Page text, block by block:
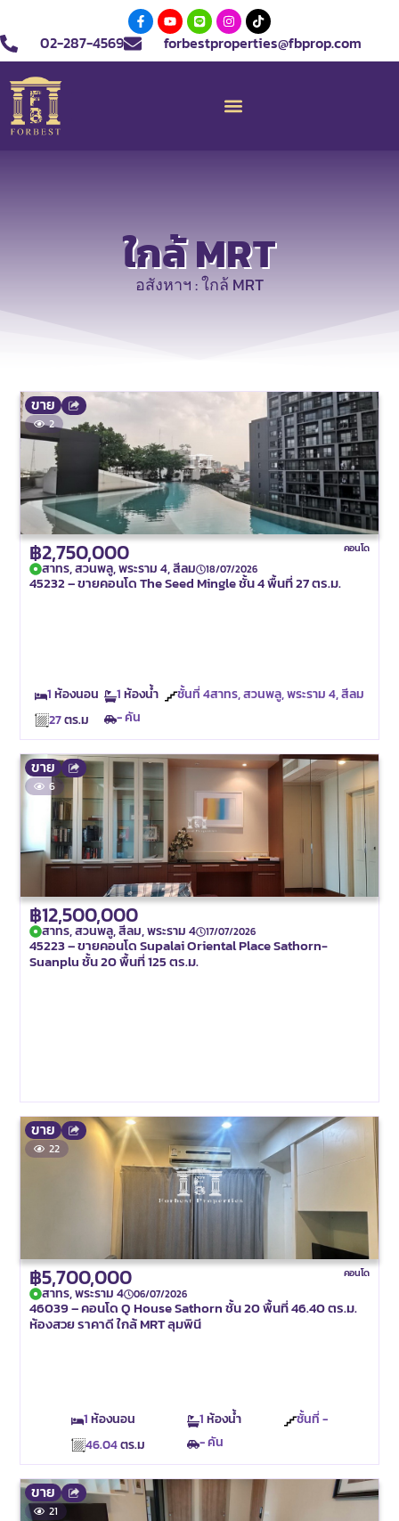
02-287-4569 forbestproperties@fbprop.com
ใกล้ MRT
อสังหาฯ : ใกล้ MRT
ขาย
2
฿2,750,000 คอนโด
สาทร, สวนพลู, พระราม 4, สีลม 18/07/2026
45232 – ขายคอนโด The Seed Mingle ชั้น 4 พื้นที่ 27 ตร.ม.
1ห้องนอน 1ห้องน้ำ ชั้นที่4สาทร, สวนพลู, พระราม 4, สีลม
27ตร.ม - คัน
ขาย
6
฿12,500,000
สาทร, สวนพลู, สีลม, พระราม 4 17/07/2026
45223 – ขายคอนโด Supalai Oriental Place Sathorn-
Suanplu ชั้น 20 พื้นที่ 125 ตร.ม.
ขาย
22
฿5,700,000 คอนโด
สาทร, พระราม 4 06/07/2026
46039 – คอนโด Q House Sathorn ชั้น 20 พื้นที่ 46.40 ตร.ม.
ห้องสวย ราคาดี ใกล้ MRT ลุมพินี
1ห้องนอน 1ห้องน้ำ
ชั้นที่ -
46.04ตร.ม - คัน
ขาย
21